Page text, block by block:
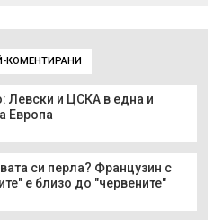
КОМЕНТИРАНИ
Левски и ЦСКА в една и
Европа
си перла? Французин с
е близо до "червените"